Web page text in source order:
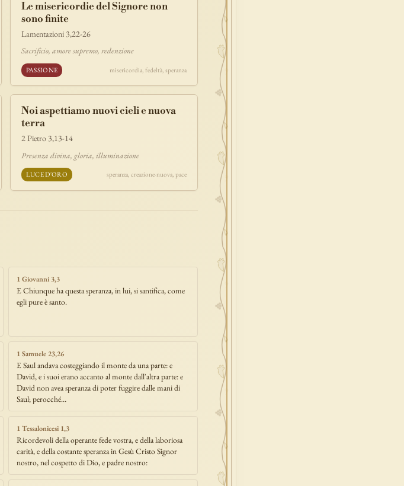
Le misericordie del Signore non
sono finite
Lamentazioni 3,22-26
Sacrificio, amore supremo, redenzione
PASSIONE misericordia, fedeltà, speranza
Noi aspettiamo nuovi cieli e nuova
terra
2 Pietro 3,13-14
Presenza divina, gloria, illuminazione
LUCE D'ORO speranza, creazione-nuova, pace
1 Giovanni 3,3
E Chiunque ha questa speranza, in lui, si santifica, come
egli pure è santo.
1 Samuele 23,26
E Saul andava costeggiando il monte da una parte: e
David, e i suoi erano accanto al monte dall'altra parte: e
David non avea speranza di poter fuggire dalle mani di
Saul; perocché…
1 Tessalonicesi 1,3
Ricordevoli della operante fede vostra, e della laboriosa
carità, e della costante speranza in Gesù Cristo Signor
nostro, nel cospetto di Dio, e padre nostro: